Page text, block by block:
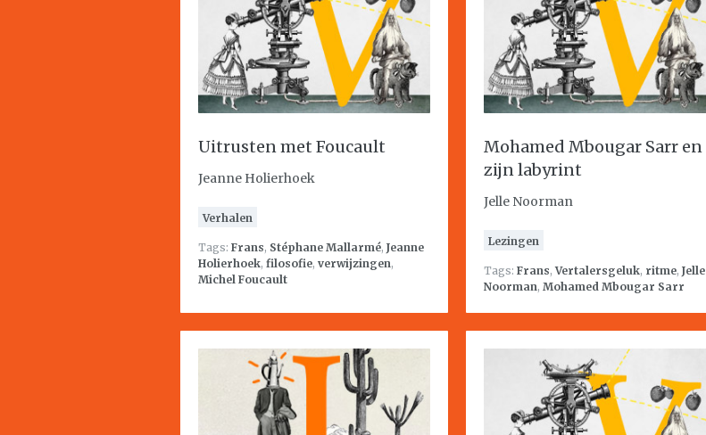
Uitrusten met Foucault
Jeanne Holierhoek
Verhalen
Tags: Frans, Stéphane Mallarmé, Jeanne
Holierhoek, filosofie, verwijzingen,
Michel Foucault
Mohamed Mbougar Sarr en
zijn labyrint
Jelle Noorman
Lezingen
Tags: Frans,Vertalersgeluk, ritme, Jelle
Noorman, Mohamed Mbougar Sarr